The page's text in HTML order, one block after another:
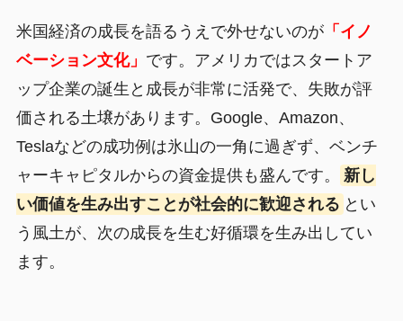
米国経済の成長を語るうえで外せないのが「イノ
ベーション文化」 です。アメリカではスタートア
ップ企業の誕生と成長が非常に活発で、失敗が評
価される土壌があります。Google、Amazon、
Teslaなどの成功例は氷山の一角に過ぎず、ベンチ
ャーキャピタルからの資金提供も盛んです。
新し
い価値を生み出すことが社会的に歓迎される とい
う風土が、次の成長を生む好循環を生み出してい
ます。